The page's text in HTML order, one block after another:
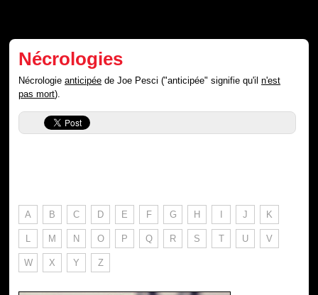
Nécrologies
Nécrologieanticipée de Joe Pesci ("anticipée" signifie qu'iln'est
pas mort).
A B C D E F G H I J K
L M N O P Q R S T U V
W X Y Z